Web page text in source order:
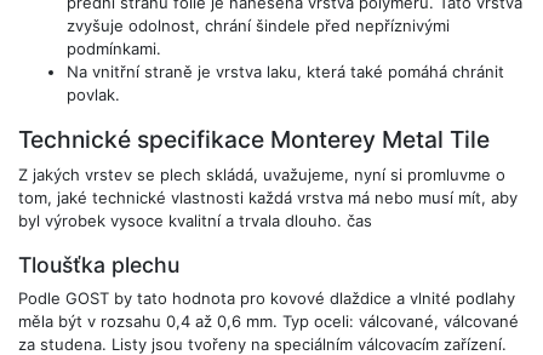
zvyšuje odolnost, chrání šindele před nepříznivými
podmínkami.
Na vnitřní straně je vrstva laku, která také pomáhá chránit
povlak.
Technické specifikace Monterey Metal Tile
Z jakých vrstev se plech skládá, uvažujeme, nyní si promluvme o
tom, jaké technické vlastnosti každá vrstva má nebo musí mít, aby
byl výrobek vysoce kvalitní a trvala dlouho. čas
Tloušťka plechu
Podle GOST by tato hodnota pro kovové dlaždice a vlnité podlahy
měla být v rozsahu 0,4 až 0,6 mm. Typ oceli: válcované, válcované
za studena. Listy jsou tvořeny na speciálním válcovacím zařízení.